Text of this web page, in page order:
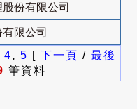
份有限公司
限公司
4, 5 [ 下一頁 / 最後
筆資料